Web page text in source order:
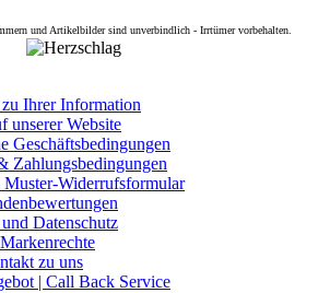
und Artikelbilder sind unverbindlich - Irrtümer vorbehalten.
Ihrer Information
unserer Website
Geschäftsbedingungen
Zahlungsbedingungen
Widerrufsformular
Datenschutz
zu uns
| Call Back Service